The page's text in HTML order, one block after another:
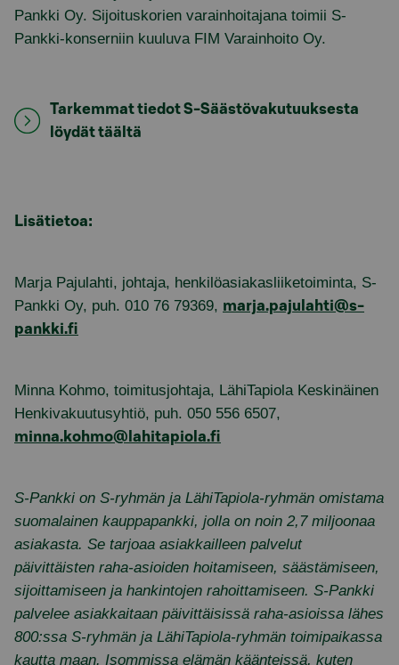
Pankki Oy. Sijoituskorien varainhoitajana toimii S-
Pankki-konserniin kuuluva FIM Varainhoito Oy.
Tarkemmat tiedot S-Säästövakutuuksesta
löydät täältä
Lisätietoa:
Marja Pajulahti, johtaja, henkilöasiakasliiketoiminta, S-
Pankki Oy, puh. 010 76 79369, marja.pajulahti@s-
pankki.fi
Minna Kohmo, toimitusjohtaja, LähiTapiola Keskinäinen
Henkivakuutusyhtiö, puh. 050 556 6507,
minna.kohmo@lahitapiola.fi
S-Pankki on S-ryhmän ja LähiTapiola-ryhmän omistama
suomalainen kauppapankki, jolla on noin 2,7 miljoonaa
asiakasta. Se tarjoaa asiakkailleen palvelut
päivittäisten raha-asioiden hoitamiseen, säästämiseen,
sijoittamiseen ja hankintojen rahoittamiseen. S-Pankki
palvelee asiakkaitaan päivittäisissä raha-asioissa lähes
800:ssa S-ryhmän ja LähiTapiola-ryhmän toimipaikassa
kautta maan. Isommissa elämän käänteissä, kuten